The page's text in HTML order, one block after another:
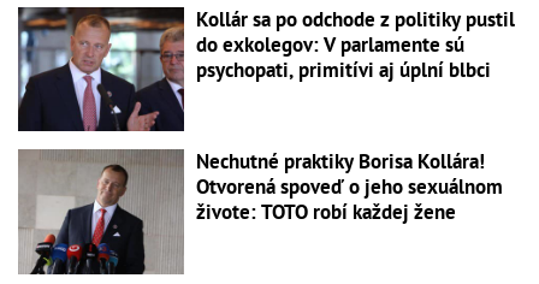
Kollár sa po odchode z politiky pustil
do exkolegov: V parlamente sú
psychopati, primitívi aj úplní blbci
Nechutné praktiky Borisa Kollára!
Otvorená spoveď o jeho sexuálnom
živote: TOTO robí každej žene